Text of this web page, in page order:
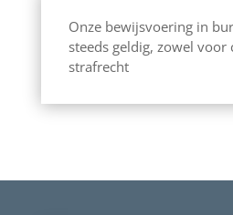
Onze bewijsvoering in
steeds geldig, zowel voor
strafrecht